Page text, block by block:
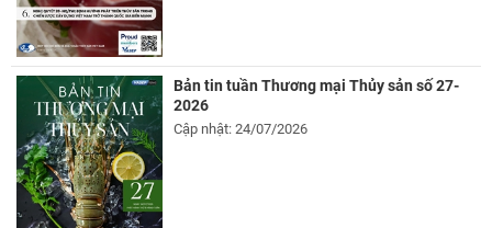
Bản tin tuần Thương mại Thủy sản số 27-
2026
Cập nhật: 24/07/2026